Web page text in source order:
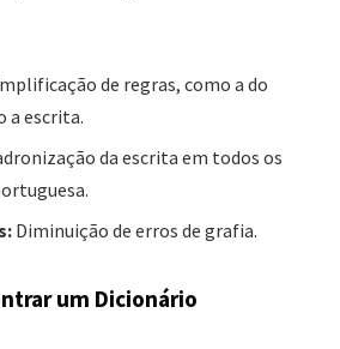
de regras, como a do
a escrita.
da escrita em todos os
Diminuição de erros de grafia.
um Dicionário